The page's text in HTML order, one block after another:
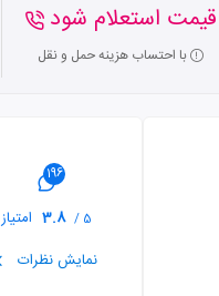
قیمت استعلام شود
با احتساب هزینه حمل و نقل
196
5 /
3.8 امتیاز
نمایش نظرات